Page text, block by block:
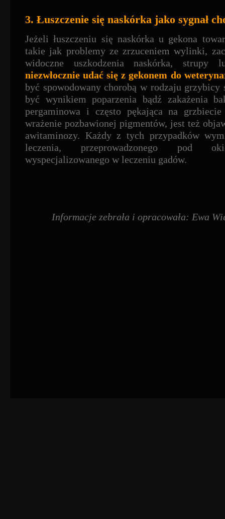
3. Łuszczenie się naskórka jako sygnał
Jeżeli łuszczeniu się naskórka u gekona
takie jak problemy ze zrzuceniem wylinki,
widoczne uszkodzenia naskórka, strupy
niezwłocznie udać się z gekonem do
być spowodowany chorobą w rodzaju grzybicy
być wynikiem poparzenia bądź zakażenia
pergaminowa i często pękająca na grzbiecie
wrażenie pozbawionej pigmentów, jest też
awitaminozy. Każdy z tych przypadków
leczenia, przeprowadzonego pod
wyspecjalizowanego w leczeniu gadów.
Informacje zebrała i opracowała: Ewa